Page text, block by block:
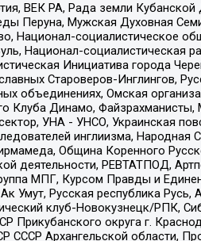
ВЕК РА, Рада земли
Перуна, Мужская Духовная
Национал-социалистическое
Национал-социалистическая
Инициатива города
Староверов-Инглингов,
объединениях, Омская
Клуба Динамо, Файзрахманисты,
УНА - УНСО, Украинская
инглиизма, Народная
Община Коренного
деятельности, РЕВТАТПОД,
МПГ, Курсом Правды и
Умут, Русская республика
клуб-Новокузнецк/РПК,
Прикубанского округа г.
СССР Архангельской области,